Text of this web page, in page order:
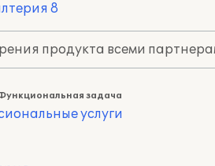
8
продукта всеми
задача
услуги